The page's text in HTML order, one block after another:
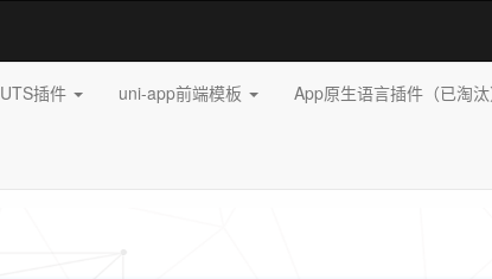
UTS插件 uni-app前端模板 App原生语言插件（已淘汰